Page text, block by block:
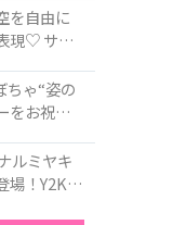
を自由に
現♡ サマ
を記念し
ゃ“姿の
をお祝い
「かぼち
場
ルミヤキ
場！Y2Kム